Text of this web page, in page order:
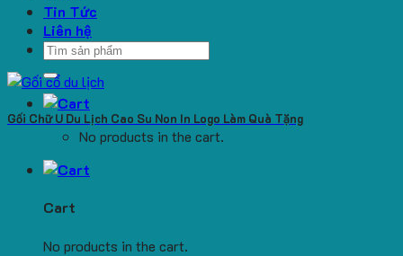
Tin Tức
Liên hệ
Search
No products in the cart.
Cart
No products in the cart.
Gối Chữ U Du Lịch Cao Su Non In Logo Làm Quà Tặng